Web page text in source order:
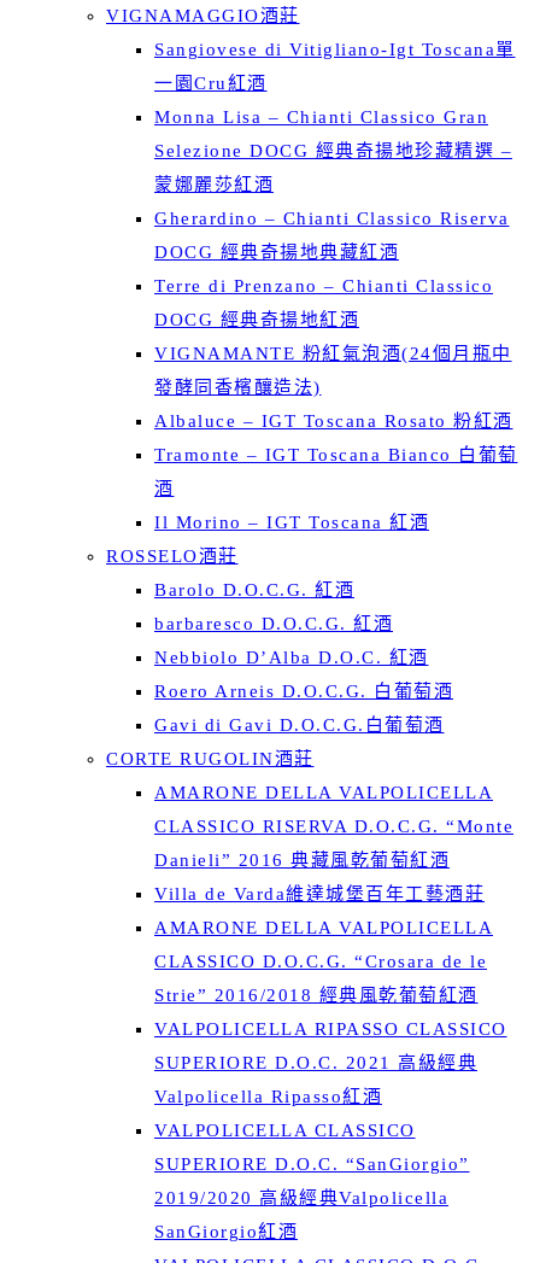
VIGNAMAGGIO酒莊
Sangiovese di Vitigliano-Igt Toscana單
一園Cru紅酒
Monna Lisa – Chianti Classico Gran
Selezione DOCG 經典奇揚地珍藏精選 –
蒙娜麗莎紅酒
Gherardino – Chianti Classico Riserva
DOCG 經典奇揚地典藏紅酒
Terre di Prenzano – Chianti Classico
DOCG 經典奇揚地紅酒
VIGNAMANTE 粉紅氣泡酒(24個月瓶中
發酵同香檳釀造法)
Albaluce – IGT Toscana Rosato 粉紅酒
Tramonte – IGT Toscana Bianco 白葡萄
酒
Il Morino – IGT Toscana 紅酒
ROSSELO酒莊
Barolo D.O.C.G. 紅酒
barbaresco D.O.C.G. 紅酒
Nebbiolo D’Alba D.O.C. 紅酒
Roero Arneis D.O.C.G. 白葡萄酒
Gavi di Gavi D.O.C.G.白葡萄酒
CORTE RUGOLIN酒莊
AMARONE DELLA VALPOLICELLA
CLASSICO RISERVA D.O.C.G. “Monte
Danieli” 2016 典藏風乾葡萄紅酒
Villa de Varda維達城堡百年工藝酒莊
AMARONE DELLA VALPOLICELLA
CLASSICO D.O.C.G. “Crosara de le
Strie” 2016/2018 經典風乾葡萄紅酒
VALPOLICELLA RIPASSO CLASSICO
SUPERIORE D.O.C. 2021 高級經典
Valpolicella Ripasso紅酒
VALPOLICELLA CLASSICO
SUPERIORE D.O.C. “SanGiorgio”
2019/2020 高級經典Valpolicella
SanGiorgio紅酒